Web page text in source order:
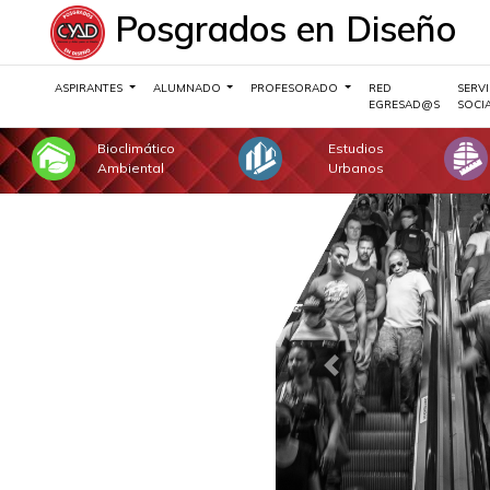
Posgrados en Diseño
ASPIRANTES ALUMNADO PROFESORADO
RED
EGRESAD@S
Bioclimático
Ambiental
Estudios
Urbanos
Previous